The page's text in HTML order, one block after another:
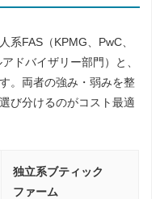
系FAS（KPMG、PwC、
ドバイザリー部門）と、
。両者の強み・弱みを整
び分けるのがコスト最適
独立系ブティック
ファーム